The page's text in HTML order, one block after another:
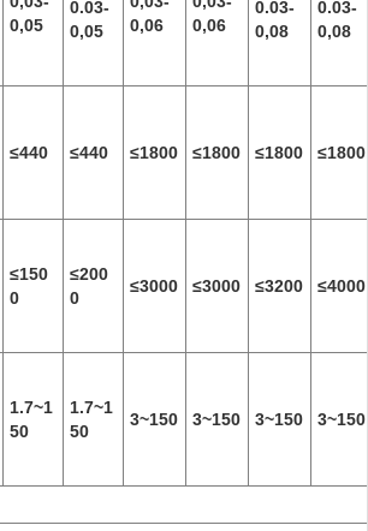
0,05
0.03-
0,05
0,06
0,06
0.03-
0,08
0.03-
0,08
≤440 ≤440 ≤1800 ≤1800 ≤1800 ≤1800
≤150
0
≤200
0
≤3000 ≤3000 ≤3200 ≤4000
1.7~1
50
1.7~1
50
3~150 3~150 3~150 3~150